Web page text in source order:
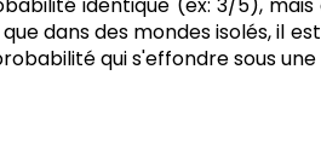
identique (ex: 3/5),
dans des mondes isolés, il
qui s'effondre sous